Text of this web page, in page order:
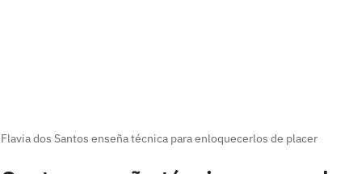
Flavia dos Santos enseña técnica para enloquecerlos de placer